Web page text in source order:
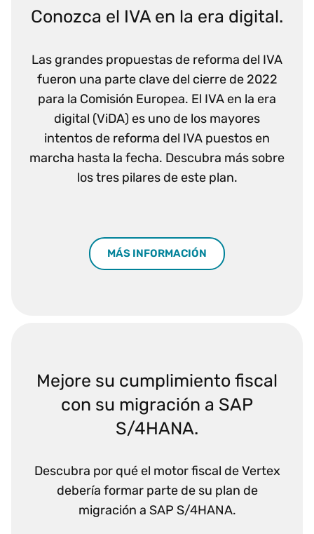
Conozca el IVA en la era digital.
Las grandes propuestas de reforma del IVA
fueron una parte clave del cierre de 2022
para la Comisión Europea. El IVA en la era
digital (ViDA) es uno de los mayores
intentos de reforma del IVA puestos en
marcha hasta la fecha. Descubra más sobre
los tres pilares de este plan.
MÁS INFORMACIÓN
Mejore su cumplimiento fiscal
con su migración a SAP
S/4HANA.
Descubra por qué el motor fiscal de Vertex
debería formar parte de su plan de
migración a SAP S/4HANA.